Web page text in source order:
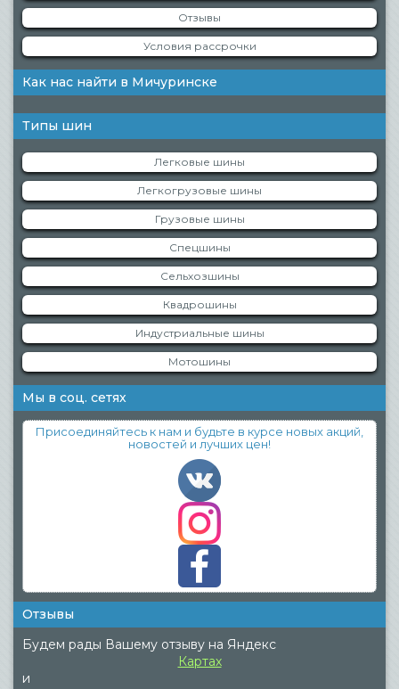
Отзывы
Условия рассрочки
Как нас найти в Мичуринске
Типы шин
Легковые шины
Легкогрузовые шины
Грузовые шины
Спецшины
Сельхозшины
Квадрошины
Индустриальные шины
Мотошины
Мы в соц. сетях
Присоединяйтесь к нам и будьте в курсе новых акций,
новостей и лучших цен!
Отзывы
Будем рады Вашему отзыву на Яндекс
Картах
и